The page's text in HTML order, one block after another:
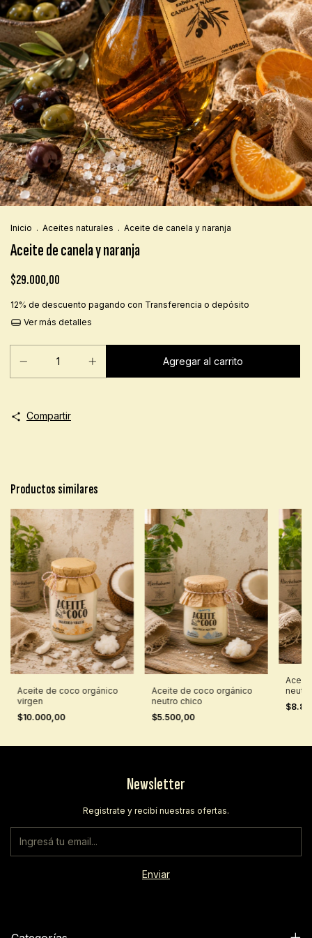
Inicio . Aceites naturales . Aceite de canela y naranja
Aceite de canela y naranja
$29.000,00
12% de descuento pagando con Transferencia o depósito
Ver más detalles
Compartir
Productos similares
Aceite de coco orgánico
virgen
$10.000,00
Aceite de coco orgánico
neutro chico
$5.500,00
neutro
Newsletter
Registrate y recibí nuestras ofertas.